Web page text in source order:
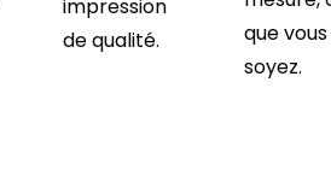
impression
de qualité.
que vous
soyez.